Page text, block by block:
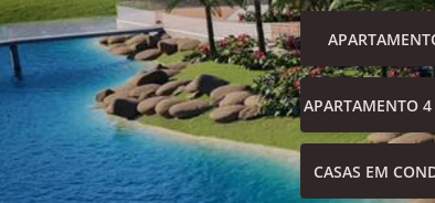
APARTAMENTO
CASAS EM